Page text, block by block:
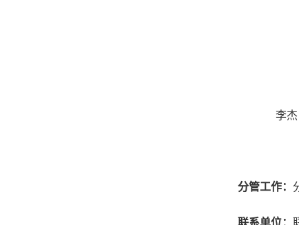
李
分管工作：
联系单位：